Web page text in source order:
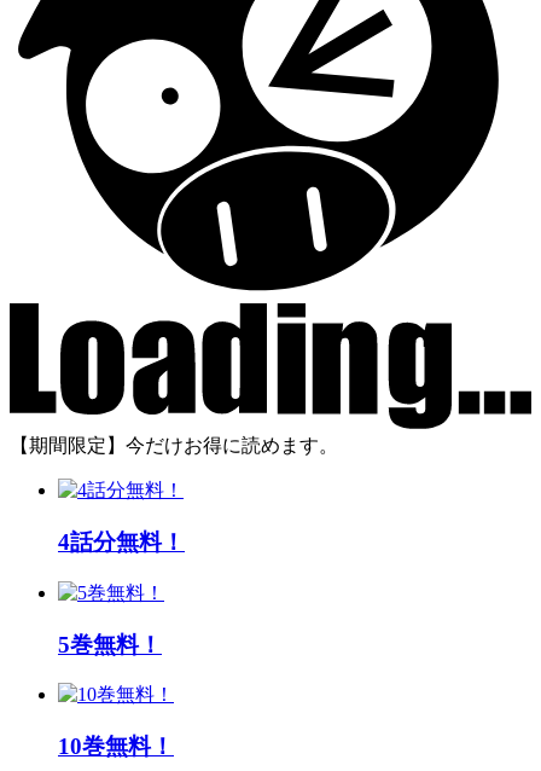
【期間限定】今だけお得に読めます。
4話分無料！
5巻無料！
10巻無料！